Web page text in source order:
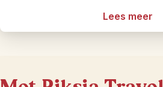
Lees meer